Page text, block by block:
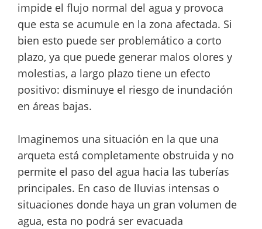
impide el flujo normal del agua y provoca
que esta se acumule en la zona afectada. Si
bien esto puede ser problemático a corto
plazo, ya que puede generar malos olores y
molestias, a largo plazo tiene un efecto
positivo: disminuye el riesgo de inundación
en áreas bajas.
Imaginemos una situación en la que una
arqueta está completamente obstruida y no
permite el paso del agua hacia las tuberías
principales. En caso de lluvias intensas o
situaciones donde haya un gran volumen de
agua, esta no podrá ser evacuada